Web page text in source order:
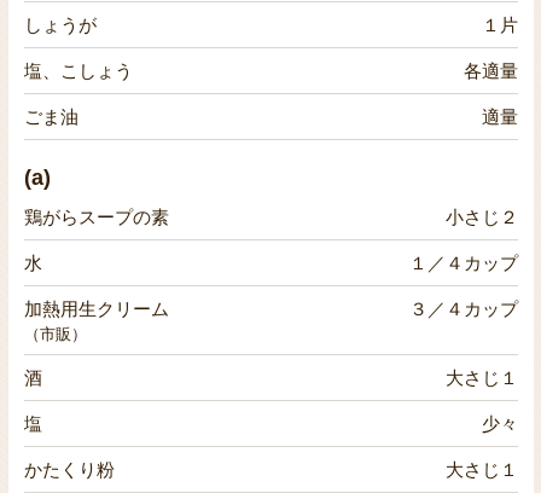
しょうが １片
塩、こしょう 各適量
ごま油 適量
(a)
鶏がらスープの素 小さじ２
水 １／４カップ
加熱用生クリーム ３／４カップ
（市販）
酒 大さじ１
塩 少々
かたくり粉 大さじ１